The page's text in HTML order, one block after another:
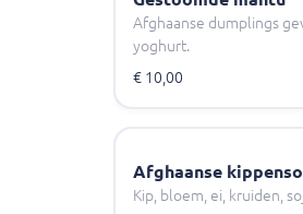
Afghaanse dumplings
yoghurt.
€ 10,00
Afghaanse
Kip, bloem, ei, kruiden,